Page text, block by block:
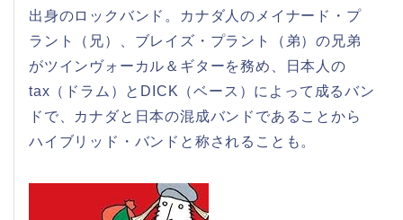
出身のロックバンド。カナダ人のメイナード・プ
ラント（兄）、ブレイズ・プラント（弟）の兄弟
がツインヴォーカル＆ギターを務め、日本人の
tax（ドラム）とDICK（ベース）によって成るバン
ドで、カナダと日本の混成バンドであることから
ハイブリッド・バンドと称されることも。